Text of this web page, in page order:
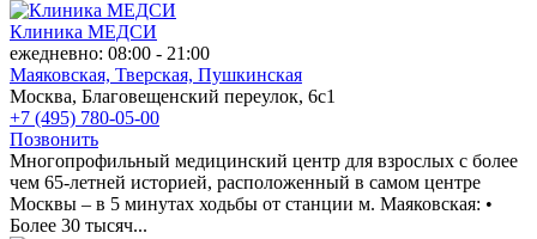
Клиника МЕДСИ
ежедневно: 08:00 - 21:00
Маяковская, Тверская, Пушкинская
Москва, Благовещенский переулок, 6с1
+7 (495) 780-05-00
Позвонить
Многопрофильный медицинский центр для взрослых с более
чем 65-летней историей, расположенный в самом центре
Москвы – в 5 минутах ходьбы от станции м. Маяковская: •
Более 30 тысяч...